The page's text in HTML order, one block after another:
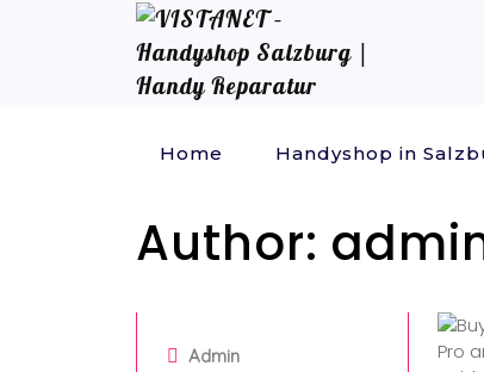
Home Handyshop in
Author:
Admin